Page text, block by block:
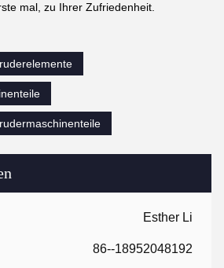
Esther Li
86--18952048192
mal, zu Ihrer Zufriedenheit.